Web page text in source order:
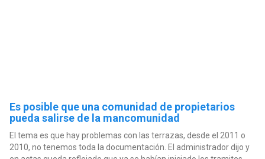
Es posible que una comunidad de propietarios
pueda salirse de la mancomunidad
El tema es que hay problemas con las terrazas, desde el 2011 o
2010, no tenemos toda la documentación. El administrador dijo y